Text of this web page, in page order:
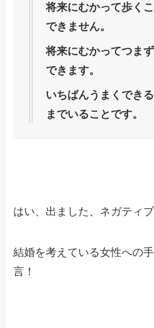
将来にむかって歩く
できません。
将来にむかってつま
できます。
いちばんうまくでき
までいることです。
はい、出ました、ネガティブ
結婚を考えている女性への
言！